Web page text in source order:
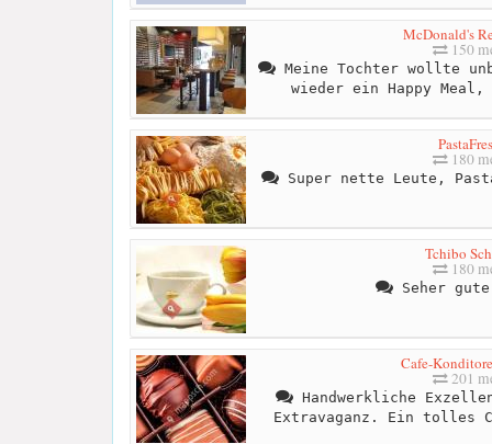
McDonald's
150
Meine Tochter wollte
wieder ein Happy
180
Super nette Leute,
Tchibo
180
Seher
Cafe-
201
Handwerkliche
Extravaganz. Ein tolles